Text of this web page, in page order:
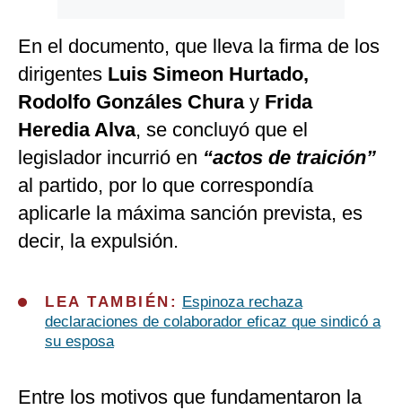
En el documento, que lleva la firma de los
dirigentes Luis Simeon Hurtado,
Rodolfo Gonzáles Chura y Frida
Heredia Alva, se concluyó que el
legislador incurrió en “actos de traición”
al partido, por lo que correspondía
aplicarle la máxima sanción prevista, es
decir, la expulsión.
LEA TAMBIÉN:
Espinoza rechaza
declaraciones de colaborador eficaz que sindicó a
su esposa
Entre los motivos que fundamentaron la